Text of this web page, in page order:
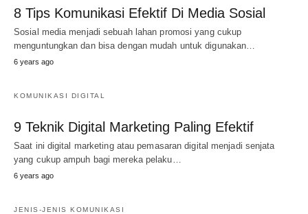
8 Tips Komunikasi Efektif Di Media Sosial
Sosial media menjadi sebuah lahan promosi yang cukup
menguntungkan dan bisa dengan mudah untuk digunakan…
6 years ago
KOMUNIKASI DIGITAL
9 Teknik Digital Marketing Paling Efektif
Saat ini digital marketing atau pemasaran digital menjadi senjata
yang cukup ampuh bagi mereka pelaku…
6 years ago
JENIS-JENIS KOMUNIKASI